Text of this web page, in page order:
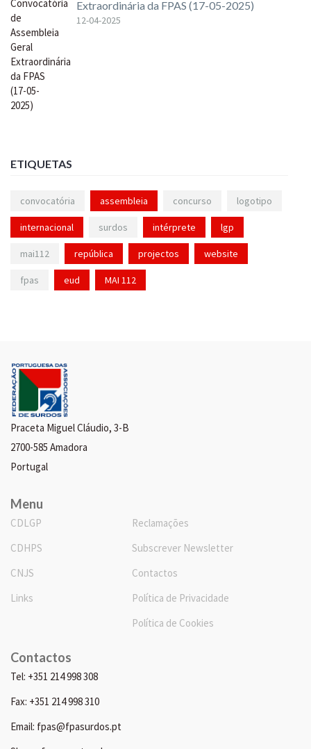
Extraordinária da FPAS (17-05-2025)
12-04-2025
ETIQUETAS
convocatória assembleia concurso logotipo
internacional surdos intérprete lgp
mai112 república projectos website
fpas eud MAI 112
Praceta Miguel Cláudio, 3-B
2700-585 Amadora
Portugal
Menu
CDLGP
CDHPS
CNJS
Links
Reclamações
Subscrever Newsletter
Contactos
Política de Privacidade
Política de Cookies
Contactos
Tel: +351 214 998 308
Fax: +351 214 998 310
Email: fpas@fpasurdos.pt